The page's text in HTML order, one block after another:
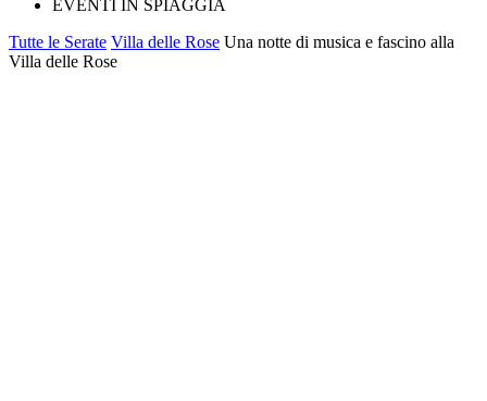
EVENTI IN SPIAGGIA
Tutte le Serate Villa delle Rose Una notte di musica e fascino alla
Villa delle Rose